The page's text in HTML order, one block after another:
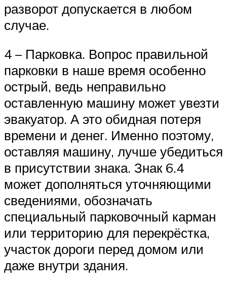
разворот допускается в любом
случае.
4 – Парковка. Вопрос правильной
парковки в наше время особенно
острый, ведь неправильно
оставленную машину может увезти
эвакуатор. А это обидная потеря
времени и денег. Именно поэтому,
оставляя машину, лучше убедиться
в присутствии знака. Знак 6.4
может дополняться уточняющими
сведениями, обозначать
специальный парковочный карман
или территорию для перекрёстка,
участок дороги перед домом или
даже внутри здания.